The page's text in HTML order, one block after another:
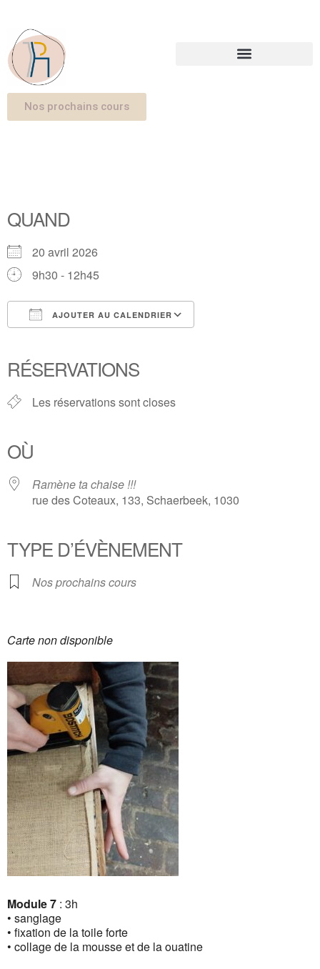
Nos prochains cours
QUAND
20 avril 2026
9h30 - 12h45
AJOUTER AU CALENDRIER
RÉSERVATIONS
Les réservations sont closes
OÙ
Ramène ta chaise !!!
rue des Coteaux, 133, Schaerbeek, 1030
TYPE D’ÉVÈNEMENT
Nos prochains cours
Carte non disponible
Module 7 : 3h
• sanglage
• fixation de la toile forte
• collage de la mousse et de la ouatine